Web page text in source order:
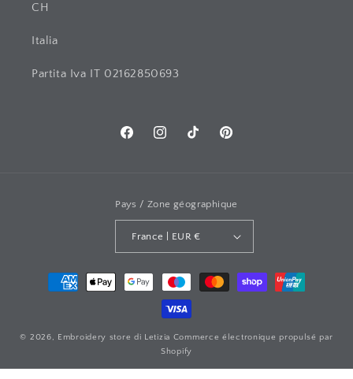
CH
Italia
Partita Iva IT 02162850693
FacebookInstagram
TIC
Pinterest
Pays / Zone géographique
France | EUR €
Moyens
© 2026, Embroidery store di Letizia Commerce électronique propulsé par
Shopify